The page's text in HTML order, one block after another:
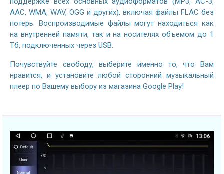
AAC, WMA, WAV, OGG и других), включая файлы FLAC без
потерь. Воспроизводимые файлы могут находиться как
на внутренней памяти, так и на носителях объемом до 1
Тб, подключенных через USB.
Почувствуйте свободу, выберите именно то, что Вам
нравится, и установите любой сторонний музыкальный
плеер по Вашему выбору из магазина Google Play!